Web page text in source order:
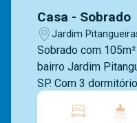
Casa - Sobrado
Jardim
Sobrado com
bairro Jardim
SP. Com 3 dormitórios, sala, cozinha ampla, 2
banheiros